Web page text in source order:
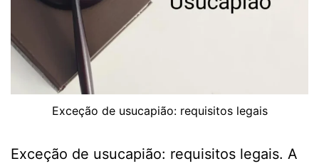
Exceção de usucapião: requisitos legais
Exceção de usucapião: requisitos legais. A